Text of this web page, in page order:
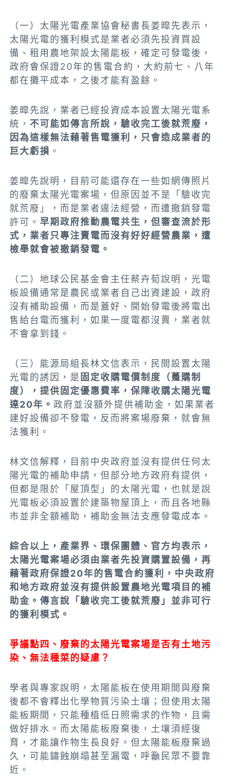
（一）太陽光電產業協會秘書長姜暭先表示，
太陽光電的獲利模式是業者必須先投資買設
備、租用農地架設太陽能板，確定可發電後，
政府會保證20年的售電合約，大約前七、八年
都在攤平成本，之後才能有盈餘。
姜暭先說， 業者已經投資成本設置太陽光電系
統， 不可能如傳言所說，驗收完工後就荒廢，
因為這樣無法藉著售電獲利，只會造成業者的
巨大虧損 。
姜暭先說明，目前可能還存在一些如網傳照片
的廢棄太陽光電案場，但原因並不是
「 驗收完
就荒廢 」，而是業者違法經營，而遭撤銷發電
許可 。早期政府推動農電共生，但審查流於形
式，業者只專注賣電而沒有好好經營農業，遭
檢舉就會被撤銷發電。
（二）地球公民基金會主任蔡卉荀說明，光電
板設備通常是農民或業者自己出資建設，政府
沒有補助設備，而是蓋好、開始發電後將電出
售給台電而獲利，如果一度電都沒賣，業者就
不會拿到錢。
（三） 能源局組長林文信表示， 民間設置太陽
光電的誘因， 是 固定收購電價制度（躉購制
度），提供固定優惠費率，保障收購太陽光電
達20年。政府並沒額外提供補助金，如果業者
建好設備卻不發電，反而將案場廢棄，就會無
法獲利。
林文信解釋，
目前中央政府並沒有提供任何太
陽光電的補助申請，但部分地方政府有提供，
但都是限於「屋頂型」的太陽光電，也就是說
光電板必須設置於建築物屋頂上，而且各地縣
市並非全額補助，補助金無法支應發電成本。
綜合以上，產業界、環保團體、官方均表示，
太陽光電案場必須由業者先投資購置設備，再
藉著政府保證20年的售電合約獲利，中央政府
和地方政府並沒有提供設置農地光電項目的補
助金。傳言說「 驗收完工後就荒廢 」 並非可行
的獲利模式 。
爭議點四 、廢棄的太陽光電案場是否有土地污
染、無法種菜的疑慮？
學者與專家說明，太陽能板在使用期間與廢棄
後都不會釋出化學物質污染土壤；但使用太陽
能板期間，只能種植低日照需求的作物，且需
做好排水。而太陽能板廢棄後，土壤須經復
育，才能讓作物生長良好。但太陽能板廢棄過
久，可能鏽蝕崩塌甚至漏電，呼籲民眾不要靠
近。